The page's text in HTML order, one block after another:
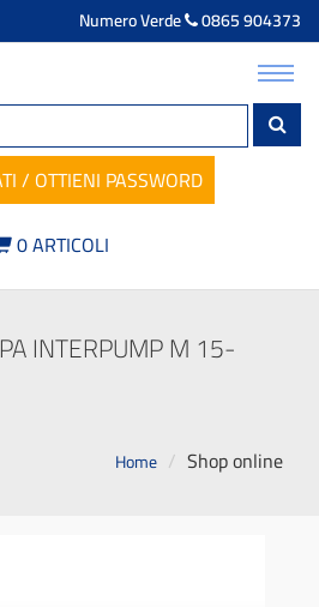
Numero Verde 0865 904373
/ OTTIENI PASSWORD
0ARTICOLI
INTERPUMP M 15-
Home Shop online